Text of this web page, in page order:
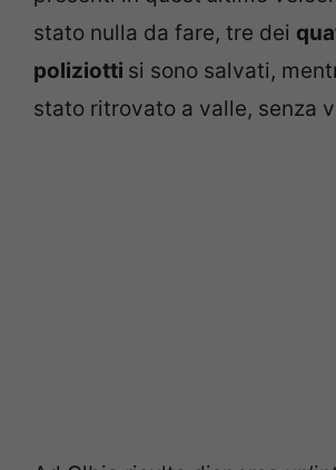
stato nulla da fare, tre dei
poliziotti si sono salvati,
stato ritrovato a valle, senza